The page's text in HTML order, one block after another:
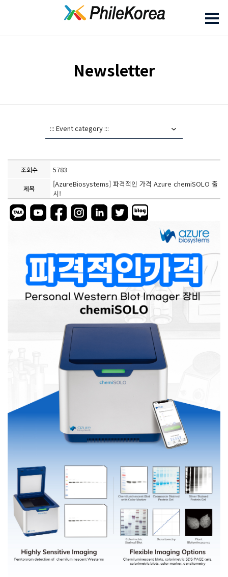
Newsletter
조회수 5783
제목
[AzureBiosystems] 파격적인 가격 Azure chemiSOLO 출
시!